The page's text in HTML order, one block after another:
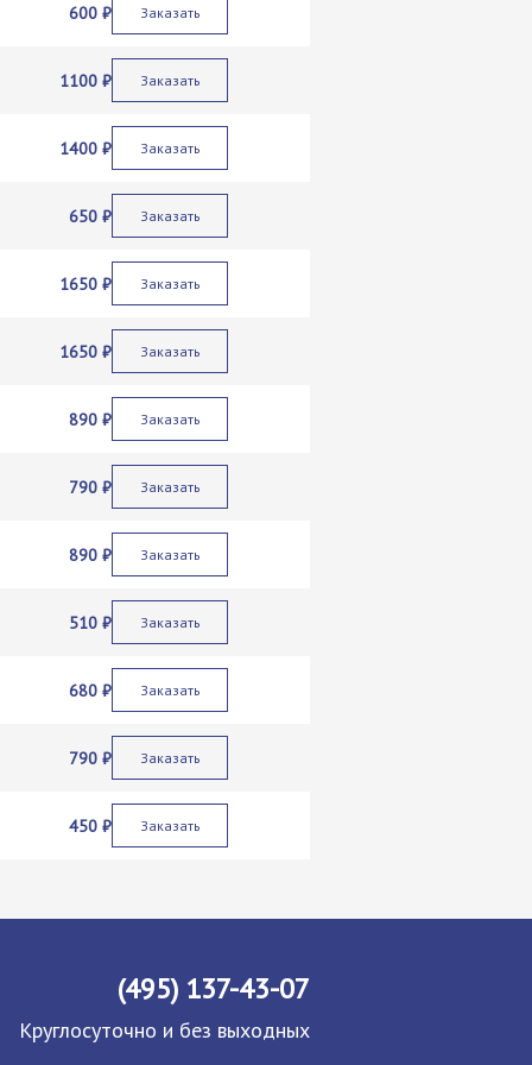
600 ₽ Заказать
1100 ₽ Заказать
1400 ₽ Заказать
650 ₽ Заказать
1650 ₽ Заказать
1650 ₽ Заказать
890 ₽ Заказать
790 ₽ Заказать
890 ₽ Заказать
510 ₽ Заказать
680 ₽ Заказать
790 ₽ Заказать
450 ₽ Заказать
(495) 137-43-07
Круглосуточно и без выходных